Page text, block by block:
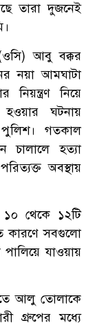
তারা দুজনেই
(ওসি) আবু বক্কর
নয়া আমঘাটা
নিয়ে
ঘটনায়
পুলিশ। গতকাল
চালালে হত্যা
অবস্থায়
১০ থেকে ১২টি
কারণে সবগুলো
যাওয়ায়
আলু তোলাকে
গ্রুপের মধ্যে